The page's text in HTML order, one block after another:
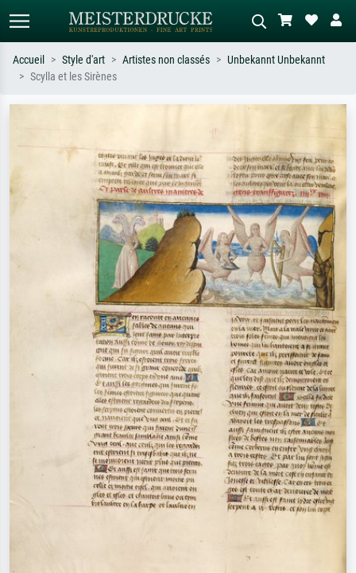
impressionnisme, vague de Hokusai,
nu.
abstrait avec beaucoup de rouge,
arbre.
Accueil Style d'art Artistes non classés
Unbekannt Unbekannt
Scylla et les Sirènes